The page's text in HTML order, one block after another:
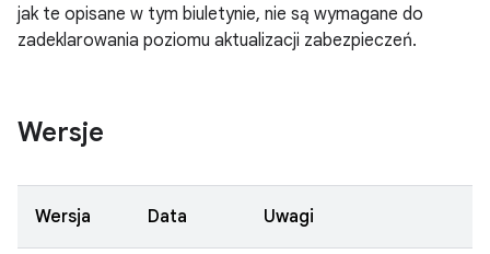
jak te opisane w tym biuletynie, nie są wymagane do
zadeklarowania poziomu aktualizacji zabezpieczeń.
Wersje
Wersja Data Uwagi